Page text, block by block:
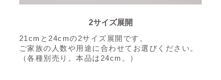
2サイズ展開
21cmと24cmの2サイズ展開です。
ご家族の人数や用途に合わせてお選びください。
（各種別売り。本品は24cm。）